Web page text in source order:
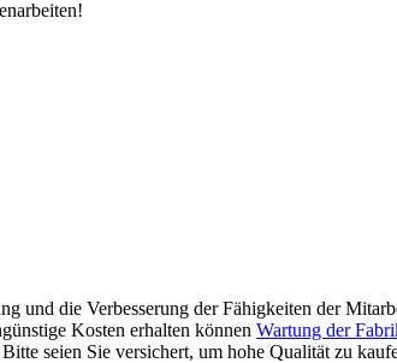
und die Verbesserung der Fähigkeiten der
Kosten erhalten können Wartung der
seien Sie versichert, um hohe Qualität zu